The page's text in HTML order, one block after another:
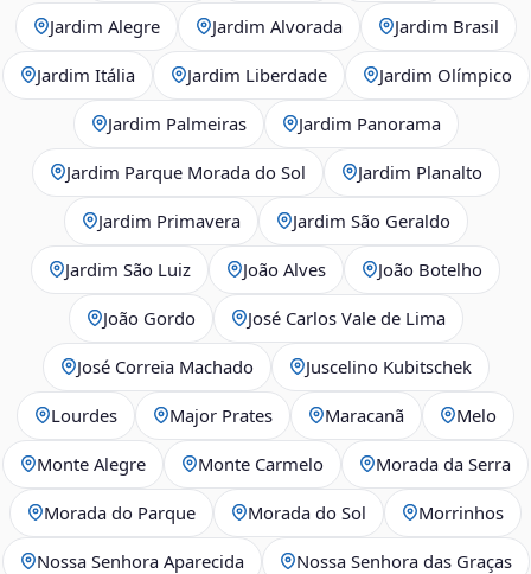
Jardim Alegre Jardim Alvorada Jardim Brasil
Jardim Itália Jardim Liberdade Jardim Olímpico
Jardim Palmeiras Jardim Panorama
Jardim Parque Morada do Sol Jardim Planalto
Jardim Primavera Jardim São Geraldo
Jardim São Luiz João Alves João Botelho
João Gordo José Carlos Vale de Lima
José Correia Machado Juscelino Kubitschek
Lourdes Major Prates Maracanã Melo
Monte Alegre Monte Carmelo Morada da Serra
Morada do Parque Morada do Sol Morrinhos
Nossa Senhora Aparecida Nossa Senhora das Graças